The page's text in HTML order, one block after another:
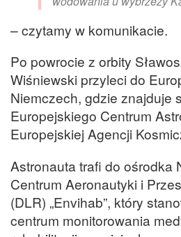
– czytamy w komunikacie.
Po powrocie z orbity
Wiśniewski przyleci do
Niemczech, gdzie znajduje
Europejskiego Centrum
Europejskiej Agencji
Astronauta trafi do ośrodka
Centrum Aeronautyki i
(DLR) „Envihab”, który
centrum monitorowania